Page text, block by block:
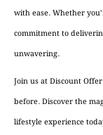
with ease. Whether
commitment to
unwavering.
Join us at Discount
before. Discover the
lifestyle experience